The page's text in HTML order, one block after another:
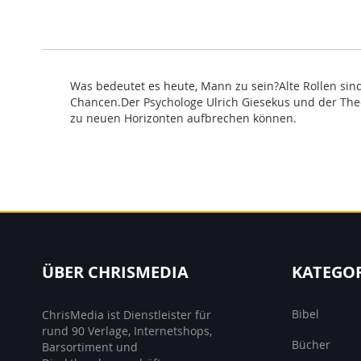
Was bedeutet es heute, Mann zu sein?Alte Rollen
Chancen.Der Psychologe Ulrich Giesekus und der
zu neuen Horizonten aufbrechen können.
ÜBER CHRISMEDIA
ChrisMedia ist Dienstleister für
rund 90 Verlage, Internetshops,
Barsortiment und
Bibel
Bücher